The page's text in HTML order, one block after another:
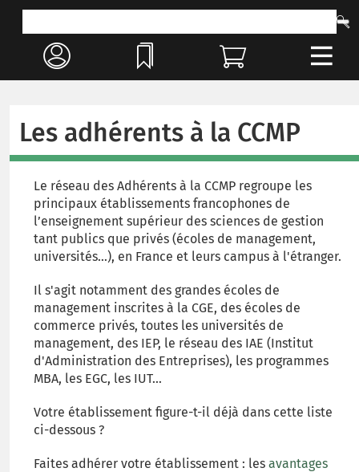
Les adhérents à la CCMP
Le réseau des Adhérents à la CCMP regroupe les
principaux établissements francophones de
l’enseignement supérieur des sciences de gestion
tant publics que privés (écoles de management,
universités…), en France et leurs campus à l'étranger.
Il s'agit notamment des grandes écoles de
management inscrites à la CGE, des écoles de
commerce privés, toutes les universités de
management, des IEP, le réseau des IAE (Institut
d'Administration des Entreprises), les programmes
MBA, les EGC, les IUT...
Votre établissement figure-t-il déjà dans cette liste
ci-dessous ?
Faites adhérer votre établissement : les avantages